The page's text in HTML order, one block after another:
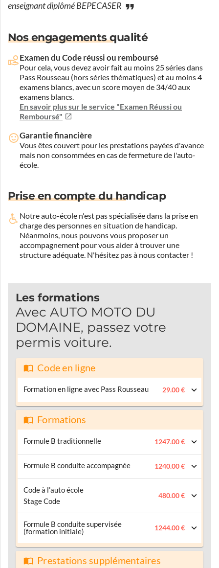
enseignant diplômé BEPECASER
Nos engagements qualité
Examen du Code réussi ou remboursé
Pour cela, vous devez avoir fait au moins 25 séries dans
Pass Rousseau (hors séries thématiques) et au moins 4
examens blancs, avec un score moyen de 34/40 aux
examens blancs.
En savoir plus sur le service "Examen Réussi ou
Remboursé"
Garantie financière
Vous êtes couvert pour les prestations payées d'avance
mais non consommées en cas de fermeture de l'auto-
école.
Prise en compte du handicap
Notre auto-école n'est pas spécialisée dans la prise en
charge des personnes en situation de handicap.
Néanmoins, nous pouvons vous proposer un
accompagnement pour vous aider à trouver une
structure adéquate. N'hésitez pas à nous contacter !
Les formations
Avec AUTO MOTO DU
DOMAINE, passez votre
permis voiture.
Code en ligne
Formation en ligne avec Pass Rousseau 29.00 €
Formations
Formule B traditionnelle 1247.00 €
Formule B conduite accompagnée 1240.00 €
Code à l'auto école
Stage Code
480.00 €
Formule B conduite supervisée
(formation initiale)
1244.00 €
Prestations supplémentaires